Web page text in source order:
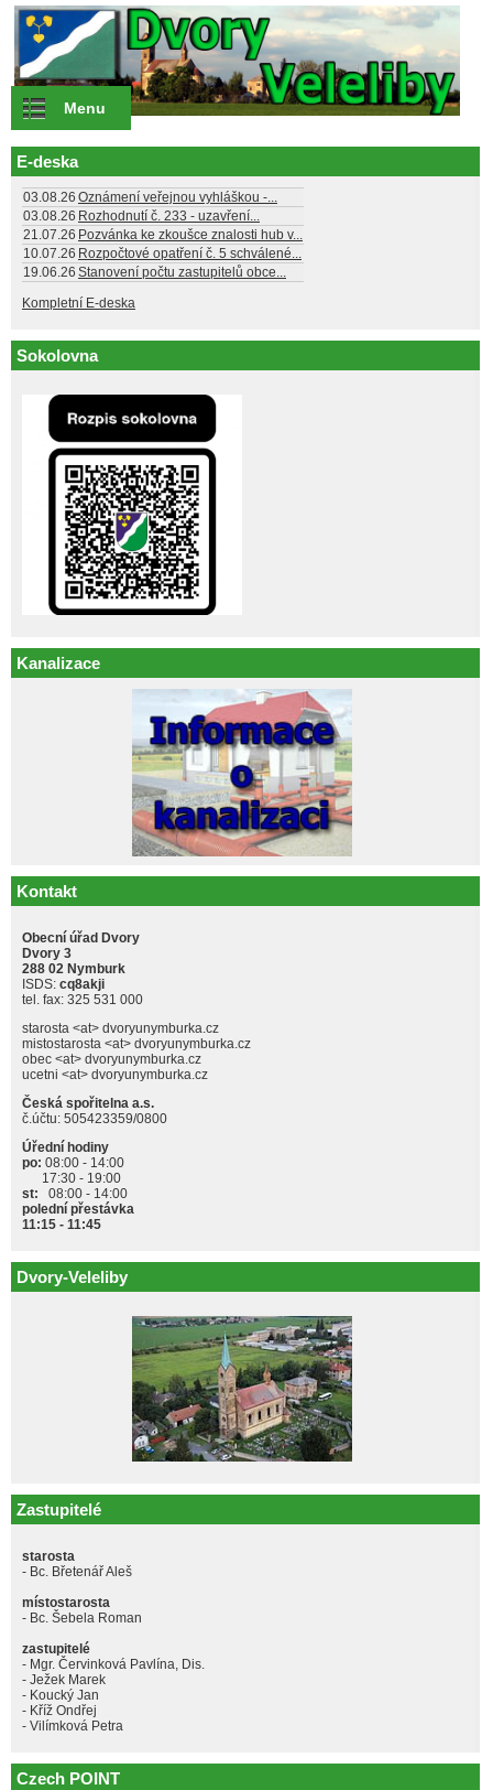
Přejít k hlavnímu obsahu
Menu
E-deska
03.08.26 Oznámení veřejnou vyhláškou -...
03.08.26 Rozhodnutí č. 233 - uzavření...
21.07.26 Pozvánka ke zkoušce znalosti hub v...
10.07.26 Rozpočtové opatření č. 5 schválené...
19.06.26 Stanovení počtu zastupitelů obce...
Kompletní E-deska
Sokolovna
Kanalizace
Kontakt
Obecní úřad Dvory
Dvory 3
288 02 Nymburk
ISDS: cq8akji
tel. fax: 325 531 000
starosta <at> dvoryunymburka.cz
mistostarosta <at> dvoryunymburka.cz
obec <at> dvoryunymburka.cz
ucetni <at> dvoryunymburka.cz
Česká spořitelna a.s.
č.účtu: 505423359/0800
Úřední hodiny
po: 08:00 - 14:00
17:30 - 19:00
st: 08:00 - 14:00
polední přestávka
11:15 - 11:45
Dvory-Veleliby
Zastupitelé
starosta
- Bc. Břetenář Aleš
místostarosta
- Bc. Šebela Roman
zastupitelé
- Mgr. Červinková Pavlína, Dis.
- Ježek Marek
- Koucký Jan
- Kříž Ondřej
- Vilímková Petra
Czech POINT